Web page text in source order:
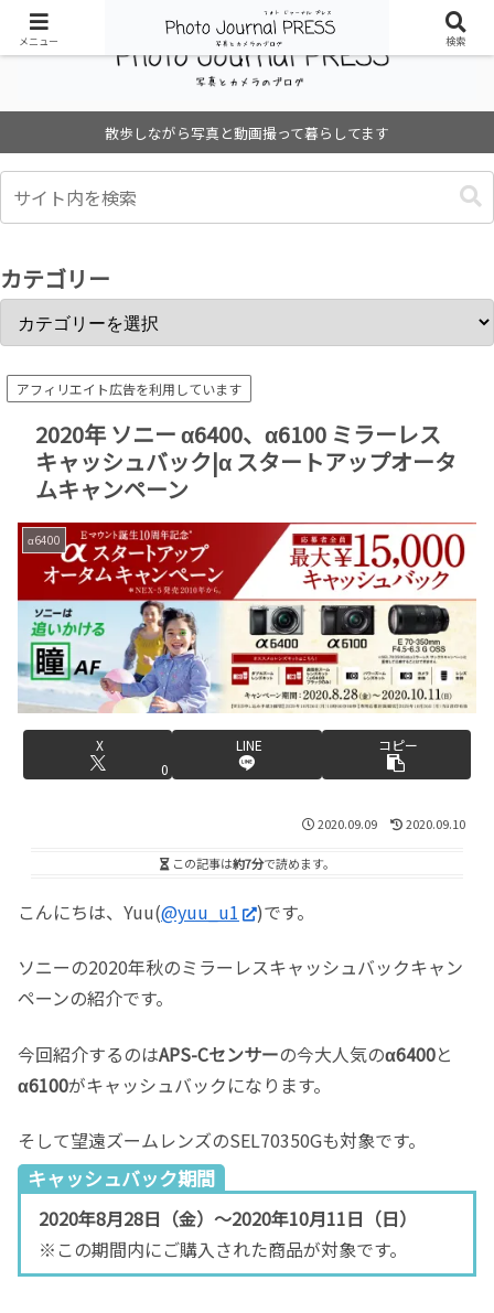
散歩しながら写真と動画撮って暮らしてます
カテゴリー
アフィリエイト広告を利用しています
2020年 ソニー α6400、α6100 ミラーレス
キャッシュバック|α スタートアップオータ
ムキャンペーン
α6400
X
0
LINE コピー
2020.09.09 2020.09.10
この記事は約7分で読めます。
こんにちは、Yuu(@yuu_u1 )です。
ソニーの2020年秋のミラーレスキャッシュバックキャン
ペーンの紹介です。
今回紹介するのはAPS-Cセンサーの今大人気のα6400と
α6100がキャッシュバックになります。
そして望遠ズームレンズのSEL70350Gも対象です。
キャッシュバック期間
2020年8月28日（金）～2020年10月11日（日）
※この期間内にご購入された商品が対象です。
メニュー 検索